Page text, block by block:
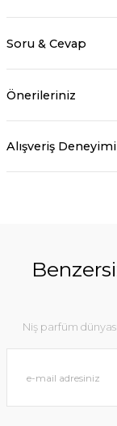
Soru & Cevap
Önerileriniz
Alışveriş Deneyimi
Niş parfüm